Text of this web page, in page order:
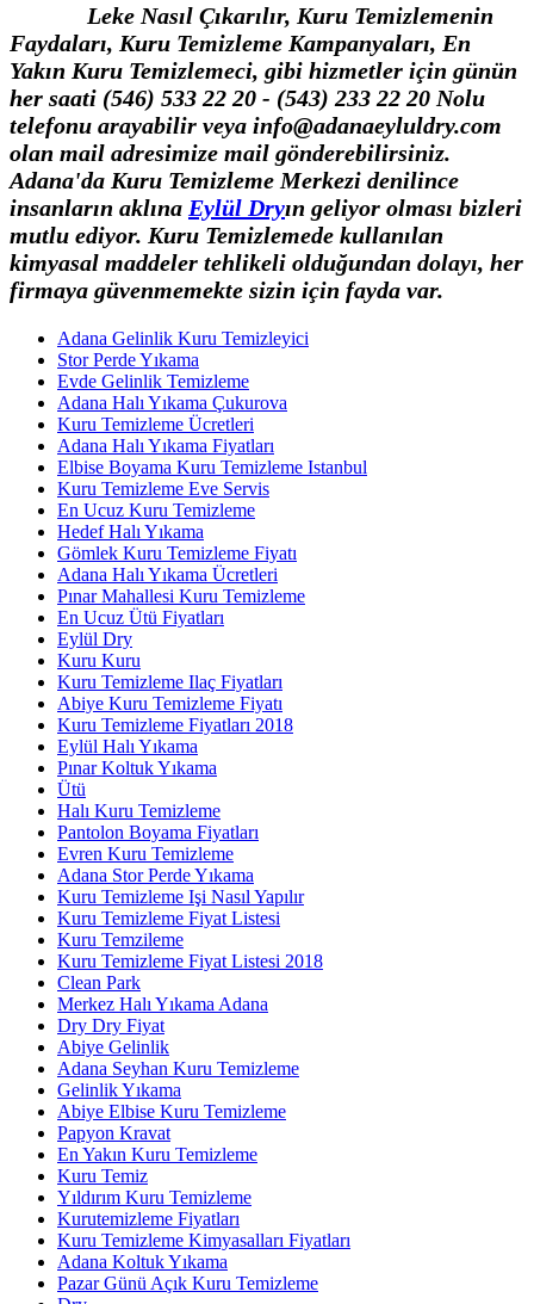
Leke Nasıl Çıkarılır, Kuru Temizlemenin
Faydaları, Kuru Temizleme Kampanyaları, En
Yakın Kuru Temizlemeci, gibi hizmetler için günün
her saati (546) 533 22 20 - (543) 233 22 20 Nolu
telefonu arayabilir veya info@adanaeyluldry.com
olan mail adresimize mail gönderebilirsiniz.
Adana'da Kuru Temizleme Merkezi denilince
insanların aklına Eylül Dryın geliyor olması bizleri
mutlu ediyor. Kuru Temizlemede kullanılan
kimyasal maddeler tehlikeli olduğundan dolayı, her
firmaya güvenmemekte sizin için fayda var.
Adana Gelinlik Kuru Temizleyici
Stor Perde Yıkama
Evde Gelinlik Temizleme
Adana Halı Yıkama Çukurova
Kuru Temizleme Ücretleri
Adana Halı Yıkama Fiyatları
Elbise Boyama Kuru Temizleme Istanbul
Kuru Temizleme Eve Servis
En Ucuz Kuru Temizleme
Hedef Halı Yıkama
Gömlek Kuru Temizleme Fiyatı
Adana Halı Yıkama Ücretleri
Pınar Mahallesi Kuru Temizleme
En Ucuz Ütü Fiyatları
Eylül Dry
Kuru Kuru
Kuru Temizleme Ilaç Fiyatları
Abiye Kuru Temizleme Fiyatı
Kuru Temizleme Fiyatları 2018
Eylül Halı Yıkama
Pınar Koltuk Yıkama
Ütü
Halı Kuru Temizleme
Pantolon Boyama Fiyatları
Evren Kuru Temizleme
Adana Stor Perde Yıkama
Kuru Temizleme Işi Nasıl Yapılır
Kuru Temizleme Fiyat Listesi
Kuru Temzileme
Kuru Temizleme Fiyat Listesi 2018
Clean Park
Merkez Halı Yıkama Adana
Dry Dry Fiyat
Abiye Gelinlik
Adana Seyhan Kuru Temizleme
Gelinlik Yıkama
Abiye Elbise Kuru Temizleme
Papyon Kravat
En Yakın Kuru Temizleme
Kuru Temiz
Yıldırım Kuru Temizleme
Kurutemizleme Fiyatları
Kuru Temizleme Kimyasalları Fiyatları
Adana Koltuk Yıkama
Pazar Günü Açık Kuru Temizleme